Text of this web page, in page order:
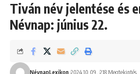
Tiván név jelentése és
Névnap: június 22.
NévnapLexikon 2024.10.09. 218 Megtekintés